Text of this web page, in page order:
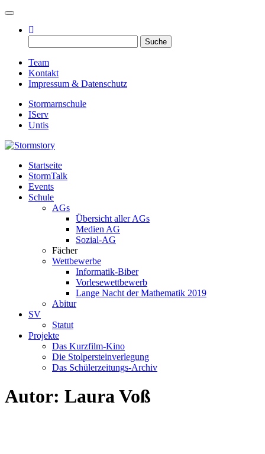
Toggle navigation
nach:
Team
Kontakt
Impressum & Datenschutz
Stormarnschule
IServ
Untis
Stormstory
Eure digitale Schülerzeitung
Startseite
StormTalk
Events
Schule
AGs
Übersicht aller AGs
Medien AG
Sozial-AG
Fächer
Wettbewerbe
Informatik-Biber
Vorlesewettbewerb
Lange Nacht der Mathematik 2019
Abitur
SV
Statut
Projekte
Das Kurzfilm-Kino
Die Stolpersteinverlegung
Das Schülerzeitungs-Archiv
Autor: Laura Voß